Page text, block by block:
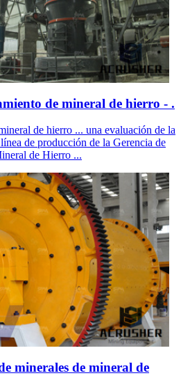
de mineral de hierro - .
de hierro ... una evaluación de la
de producción de la Gerencia de
de Hierro ...
minerales de mineral de